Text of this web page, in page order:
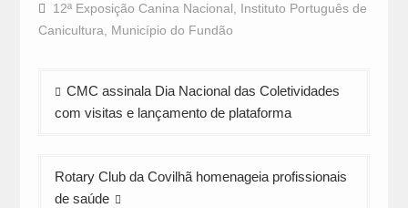
(Opens
in
new
(Opens
in
new
(Opens
in
new
12ª Exposição Canina Nacional
Instituto Português de
Canicultura
Município do Fundão
Navegação
de
CMC assinala Dia Nacional das Coletividades
com visitas e lançamento de plataforma
Rotary Club da Covilhã homenageia profissionais
de saúde